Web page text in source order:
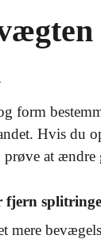
form
Hvis du
prøve at ændre
fjern
mere